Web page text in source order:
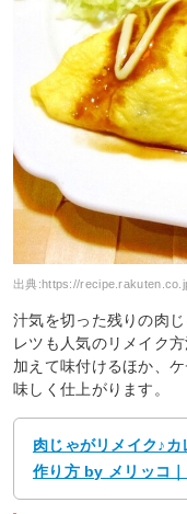
出典:https://
汁気を切った残りの肉
レツも人気のリメイク
加えて味付けるほか、
味しく仕上がります。
肉じゃがリメイク♪カ
作り方 by メリッコ